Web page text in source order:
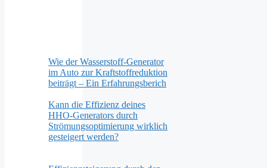
Wie der Wasserstoff-Generator
im Auto zur Kraftstoffreduktion
beiträgt – Ein Erfahrungsberich
Kann die Effizienz deines
HHO-Generators durch
Strömungsoptimierung wirklich
gesteigert werden?